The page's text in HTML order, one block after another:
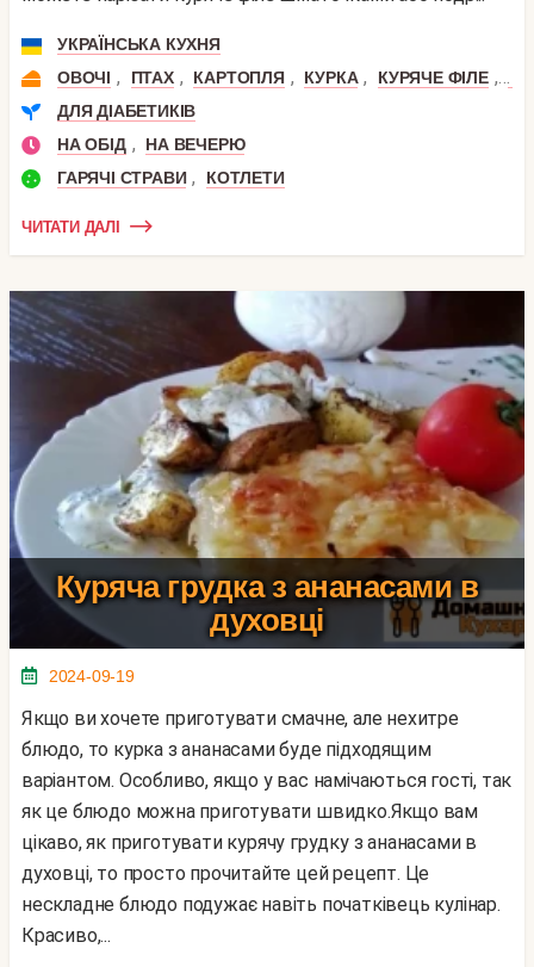
УКРАЇНСЬКА КУХНЯ
ОВОЧІ , ПТАХ , КАРТОПЛЯ , КУРКА , КУРЯЧЕ ФІЛЕ ,
ДЛЯ ДІАБЕТИКІВ
НА ОБІД ,
НА ВЕЧЕРЮ
ГАРЯЧІ СТРАВИ , КОТЛЕТИ
ЧИТАТИ ДАЛІ
Куряча грудка з ананасами в
духовці
2024-09-19
Якщо ви хочете приготувати смачне, але нехитре
блюдо, то курка з ананасами буде підходящим
варіантом. Особливо, якщо у вас намічаються гості, так
як це блюдо можна приготувати швидко.Якщо вам
цікаво, як приготувати курячу грудку з ананасами в
духовці, то просто прочитайте цей рецепт. Це
нескладне блюдо подужає навіть початківець кулінар.
Красиво,...